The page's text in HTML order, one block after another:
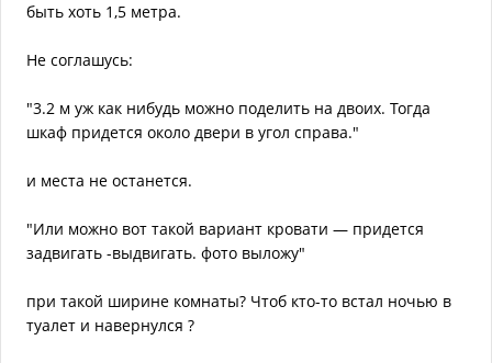
быть хоть 1,5 метра.
Не соглашусь:
"3.2 м уж как нибудь можно поделить на двоих. Тогда
шкаф придется около двери в угол справа."
и места не останется.
"Или можно вот такой вариант кровати — придется
задвигать -выдвигать. фото выложу"
при такой ширине комнаты? Чтоб кто-то встал ночью в
туалет и навернулся ?